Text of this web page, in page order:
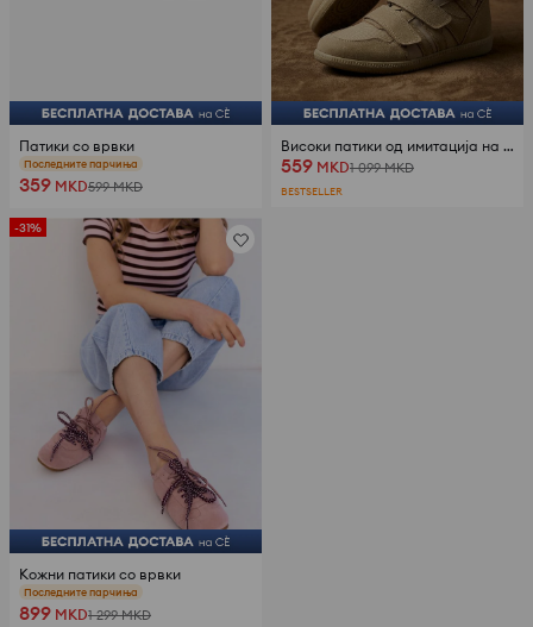
Патики со врвки
Последните парчиња
359 MKD599 MKD
Високи патики од имитација на антилоп
559 MKD1 099 MKD
BESTSELLER
-31%
Кожни патики со врвки
Последните парчиња
899 MKD1 299 MKD